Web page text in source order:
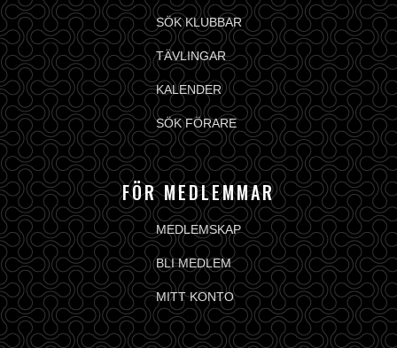
SÖK KLUBBAR
TÄVLINGAR
KALENDER
SÖK FÖRARE
FÖR MEDLEMMAR
MEDLEMSKAP
BLI MEDLEM
MITT KONTO